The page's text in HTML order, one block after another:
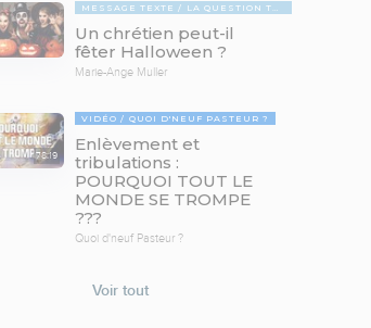
MESSAGE TEXTE LA QUESTION TABOUE
Un chrétien peut-il
fêter Halloween ?
Marie-Ange Muller
78:19
VIDÉO QUOI D'NEUF PASTEUR ?
Enlèvement et
tribulations :
POURQUOI TOUT LE
MONDE SE TROMPE
???
Quoi d'neuf Pasteur ?
Voir tout